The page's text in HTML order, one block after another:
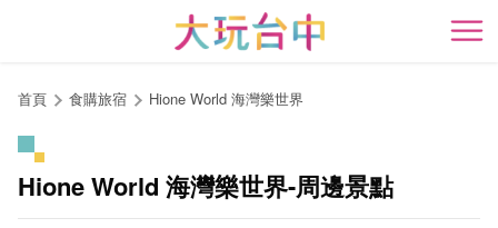
開
首頁 食購旅宿 Hione World 海灣樂世界
Hione World 海灣樂世界-周邊景點